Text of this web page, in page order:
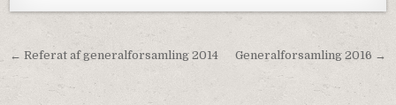
Indlægsnavigation
← Referat af generalforsamling 2014 Generalforsamling 2016 →